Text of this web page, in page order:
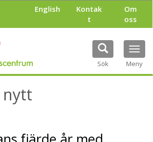
English
Kontak
t
Om
oss
Sök Meny
nytt